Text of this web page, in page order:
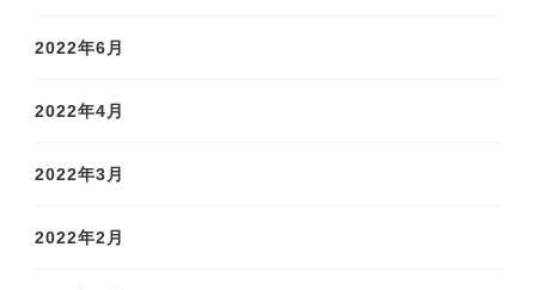
2022年6月
2022年4月
2022年3月
2022年2月